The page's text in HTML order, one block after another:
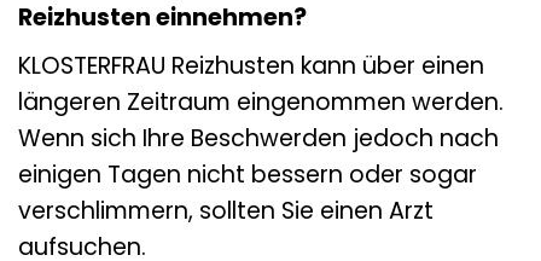
Reizhusten einnehmen?
KLOSTERFRAU Reizhusten kann über einen
längeren Zeitraum eingenommen werden.
Wenn sich Ihre Beschwerden jedoch nach
einigen Tagen nicht bessern oder sogar
verschlimmern, sollten Sie einen Arzt
aufsuchen.